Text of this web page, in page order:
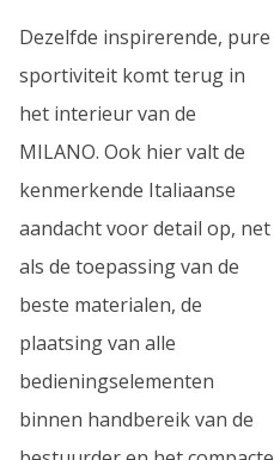
Dezelfde inspirerende, pure
sportiviteit komt terug in
het interieur van de
MILANO. Ook hier valt de
kenmerkende Italiaanse
aandacht voor detail op, net
als de toepassing van de
beste materialen, de
plaatsing van alle
bedieningselementen
binnen handbereik van de